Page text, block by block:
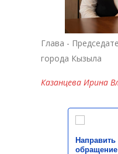
Глава -
города Кызыла
Казанцева Ирина
Направить
обращение